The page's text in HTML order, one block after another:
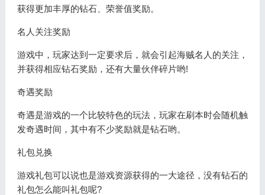
获得更加丰厚的钻石、荣誉值奖励。
名人关注奖励
游戏中，玩家达到一定要求后，就会引起海贼名人的关注，
并获得相应钻石奖励，还有大量伙伴碎片哟!
奇遇奖励
奇遇是游戏的一个比较特色的玩法，玩家在刷本时会随机触
发奇遇时间，其中有不少奖励就是钻石哟。
礼包兑换
游戏礼包可以说也是游戏资源获得的一大途径，没有钻石的
礼包怎么能叫礼包呢?